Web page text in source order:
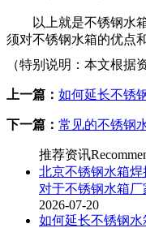
以上就是不锈钢水
须对不锈钢水箱的优点
（特别说明：本文根
上一篇： 如何延长不锈
下一篇： 常见的不锈钢
推荐资讯
北京不锈钢水箱焊
对于不锈钢水箱厂
2026-07-20
如何延长不锈钢